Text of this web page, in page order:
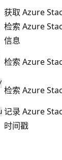
获取 Azure
检索 Azure
信息
检索 Azure
检索 Azure
记录 Azure
时间戳